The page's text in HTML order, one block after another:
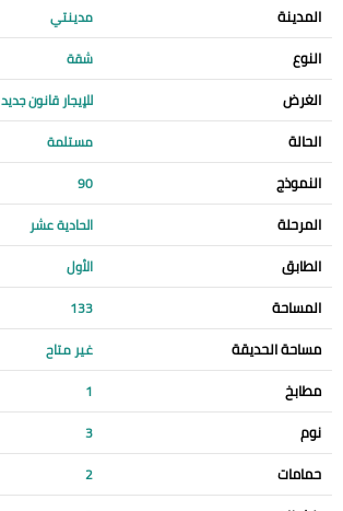
المدينة مدينتي
النوع شقة
الغرض للإيجار قانون جديد
الحالة مستلمة
النموذج 90
المرحلة الحادية عشر
الطابق الأول
المساحة 133
مساحة الحديقة غير متاح
مطابخ 1
نوم 3
حمامات 2